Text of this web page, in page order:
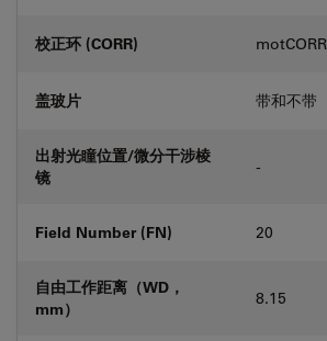
校正环 (CORR) motCORR
盖玻片 带和不带
出射光瞳位置/微分干涉棱
镜
-
Field Number (FN) 20
自由工作距离（WD，
mm）
8.15